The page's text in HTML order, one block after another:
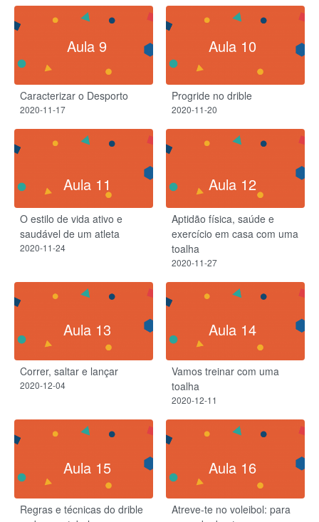
Aula 9
Caracterizar o Desporto
2020-11-17
Aula 10
Progride no drible
2020-11-20
Aula 11
O estilo de vida ativo e
saudável de um atleta
2020-11-24
Aula 12
Aptidão física, saúde e
exercício em casa com uma
toalha
2020-11-27
Aula 13
Correr, saltar e lançar
2020-12-04
Aula 14
Vamos treinar com uma
toalha
2020-12-11
Aula 15
Regras e técnicas do drible
Aula 16
Atreve-te no voleibol: para